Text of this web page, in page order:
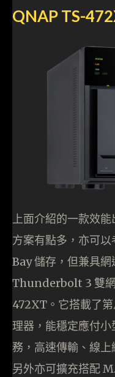
QNAP TS-
上面介紹的一款效
方案有點多，亦可
Bay 儲存，但兼具
Thunderbolt 3 雙
472XT。它搭載了
理器，能穩定應付
務，高速傳輸、線上
另外亦可擴充搭配